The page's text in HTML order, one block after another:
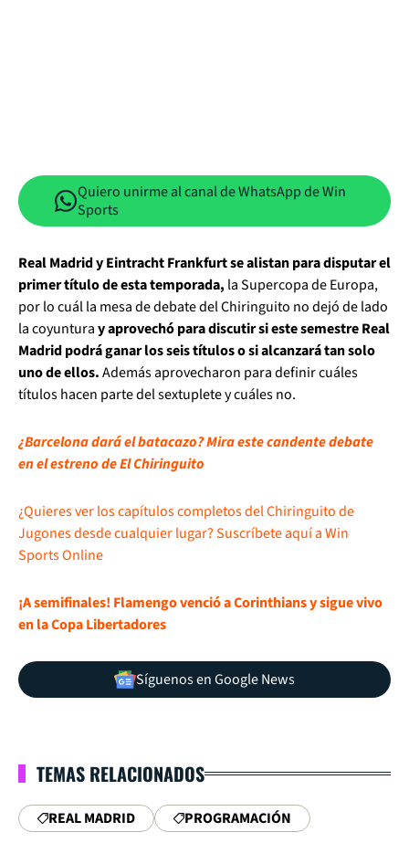
Quiero unirme al canal de WhatsApp de Win
Sports
Real Madrid y Eintracht Frankfurt se alistan para disputar el
primer título de esta temporada, la Supercopa de Europa,
por lo cuál la mesa de debate del Chiringuito no dejó de lado
la coyunturay aprovechó para discutir si este semestre Real
Madrid podrá ganar los seis títulos o si alcanzará tan solo
uno de ellos.Además aprovecharon para definir cuáles
títulos hacen parte del sextuplete y cuáles no.
¿Barcelona dará el batacazo? Mira este candente debate
en el estreno de El Chiringuito
¿Quieres ver los capítulos completos del Chiringuito de
Jugones desde cualquier lugar? Suscríbete aquí a Win
Sports Online
¡A semifinales! Flamengo venció a Corinthians y sigue vivo
en la Copa Libertadores
Síguenos en Google News
TEMAS RELACIONADOS
REAL MADRID PROGRAMACIÓN